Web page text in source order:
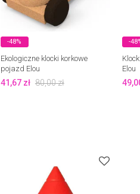
-48%
Ekologiczne klocki korkowe
pojazd Elou
41,67zł 80,00zł
-
Elou